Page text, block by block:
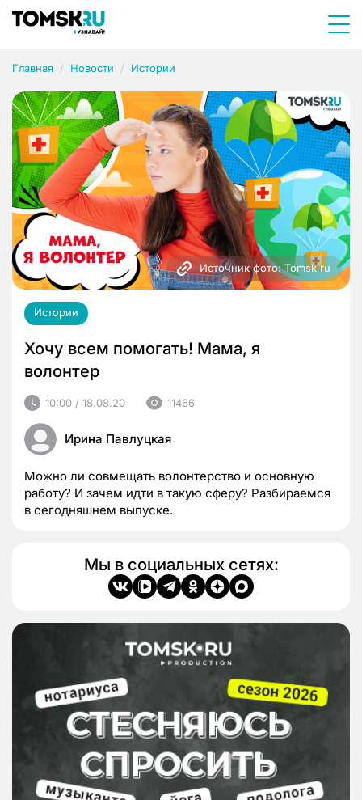
Главная Новости Истории
Источник фото: Tomsk.ru
Истории
Хочу всем помогать! Мама, я
волонтер
10:00 / 18.08.20 11466
Ирина Павлуцкая
Можно ли совмещать волонтерство и основную
работу? И зачем идти в такую сферу? Разбираемся
в сегодняшнем выпуске.
Мы в социальных сетях: